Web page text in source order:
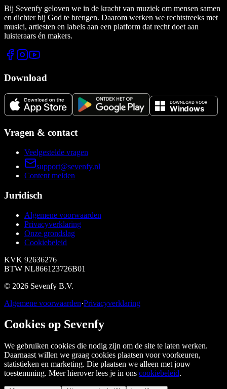
Bij Sevenfy geloven we in de kracht van muziek om mensen samen
en dichter bij God te brengen. Daarom werken we rechtstreeks met
musici, artiesten en labels aan een platform dat recht doet aan
luisteraars én makers.
Download
Vragen & contact
Veelgestelde vragen
support@sevenfy.nl
Content melden
Juridisch
Algemene voorwaarden
Privacyverklaring
Onze grondslag
Cookiebeleid
KVK 92636276
BTW NL866123726B01
© 2026 Sevenfy B.V.
Algemene voorwaarden·Privacyverklaring
Cookies op Sevenfy
We gebruiken cookies die nodig zijn om de site te laten werken.
Daarnaast willen we graag cookies plaatsen voor voorkeuren,
statistieken en marketing. Die plaatsen we alleen met jouw
toestemming. Meer hierover lees je in ons cookiebeleid.